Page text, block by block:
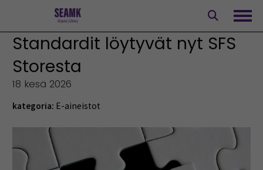
Standardit löytyvät nyt SFS
Storesta
18 kesä 2026
kategoria: E-aineistot